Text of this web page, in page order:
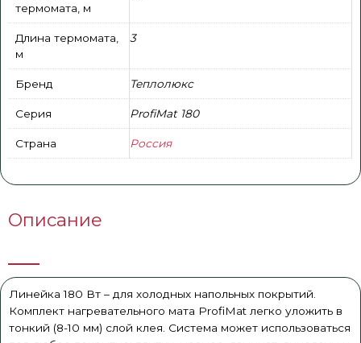
термомата, м
Длина термомата,
м
3
Бренд Теплолюкс
Серия ProfiMat 180
Страна Россия
Описание
Линейка 180 Вт – для холодных напольных покрытий.
Комплект нагревательного мата ProfiMat легко уложить в
тонкий (8-10 мм) слой клея. Система может использоваться